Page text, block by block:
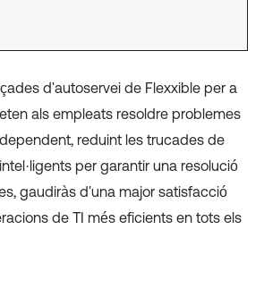
d'autoservei de Flexxible per a
als empleats resoldre problemes
reduint les trucades de
per garantir una resolució
gaudiràs d'una major satisfacció
de TI més eficients en tots els